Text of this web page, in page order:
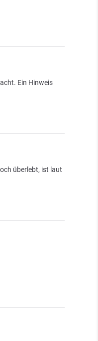
Ein Hinweis
überlebt, ist laut